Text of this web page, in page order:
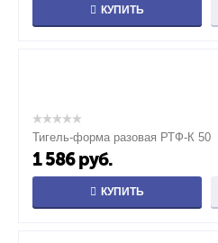
КУПИТЬ
Тигель-форма разовая РТФ-К 50
1 586 руб.
КУПИТЬ